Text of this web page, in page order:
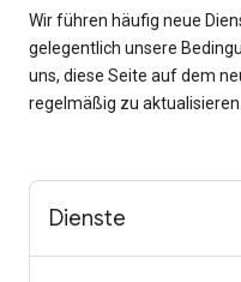
Wir führen häufig neue
gelegentlich unsere
uns, diese Seite auf dem
regelmäßig zu aktualisieren.
Dienste